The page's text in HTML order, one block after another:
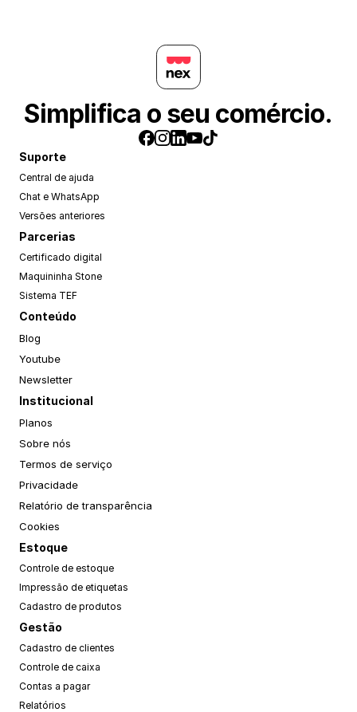
Simplifica o seu comércio.
Suporte
Central de ajuda
Chat e WhatsApp
Versões anteriores
Parcerias
Certificado digital
Maquininha Stone
Sistema TEF
Conteúdo
Blog
Youtube
Newsletter
Institucional
Planos
Sobre nós
Termos de serviço
Privacidade
Relatório de transparência
Cookies
Estoque
Controle de estoque
Impressão de etiquetas
Cadastro de produtos
Gestão
Cadastro de clientes
Controle de caixa
Contas a pagar
Relatórios